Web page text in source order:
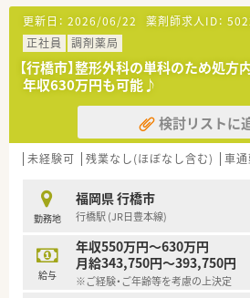
【募集背景と求める人物像について】
■今後のさらなるサービス向上を見据
働き盛りの40代までの薬剤師の方を
■経験の有無は問いませんが、患者様
寧な対応ができ、前向きに業務に取
■近隣の店舗と掛け持ちで勤務いた
ちの方や、将来的にエリアを支えた
【法人特徴について】
■福岡県を中心にグループ全体で20
■代表は40代の男性薬剤師であり、
のため、現場の意見を大切にする風
■福岡エリアには在宅専任の薬剤師
務に初めて挑戦する方でも安心して
す。
【求人情報について】
更新日： 2026/06/22 薬剤師求人ID：
正社員
調剤薬局
【行橋市】整形外科の単科のため処方
年収630万円も可能♪
検討リストに
未経験可 残業なし(ほぼなし含む) 車
勤務地
福岡県 行橋市
行橋駅 (JR日豊本線)
給与
年収550万円～630万円
月給343,750円～393,750円
※ご経験・ご年齢等を考慮の上決定